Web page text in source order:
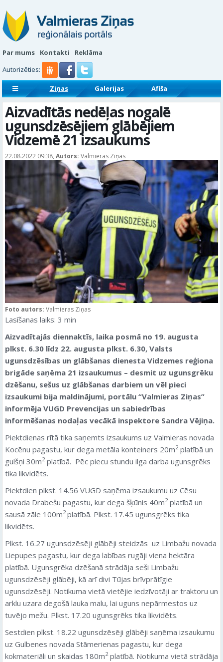
Par mums Kontakti
Reklāma
Autorizēties:
Ziņas Galerijas
Afiša
Sludinājumi
Reklāmraksti
Aizvadītās nedēļas nogalē
ugunsdzēsējiem glābējiem
Vidzemē 21 izsaukums
22.08.2022 09:38, Autors: Valmieras Ziņas
Foto autors: Valmieras Ziņas
Lasīšanas laiks: 3 min
Aizvadītajās diennaktīs, laika posmā no 19. augusta
plkst. 6.30 līdz 22. augusta plkst. 6.30, Valsts
ugunsdzēsības un glābšanas dienesta Vidzemes reģiona
brigāde saņēma 21 izsaukumus – desmit uz ugunsgrēku
dzēšanu, sešus uz glābšanas darbiem un vēl pieci
izsaukumi bija maldinājumi, portālu “Valmieras Ziņas”
informēja VUGD Prevencijas un sabiedrības
informēšanas nodaļas vecākā inspektore Sandra Vējiņa.
Piektdienas rītā tika saņemts izsaukums uz Valmieras novada
Kocēnu pagastu, kur dega metāla konteiners 20m2platībā un
gulšņi 30m2platībā. Pēc piecu stundu ilga darba ugunsgrēks
tika likvidēts.
Piektdien plkst. 14.56 VUGD saņēma izsaukumu uz Cēsu
novada Drabešu pagastu, kur dega šķūnis 40m2platībā un
sausā zāle 100m2platībā. Plkst. 17.45 ugunsgrēks tika
likvidēts.
Plkst. 16.27 ugunsdzēsēji glābēji steidzās uz Limbažu novada
Liepupes pagastu, kur dega labības rugāji viena hektāra
platībā. Ugunsgrēka dzēšanā strādāja seši Limbažu
ugunsdzēsēji glābēji, kā arī divi Tūjas brīvprātīgie
ugunsdzēsēji. Notikuma vietā vietējie iedzīvotāji ar traktoru un
arklu uzara degošā lauka malu, lai uguns nepārmestos uz
tuvējo mežu. Plkst. 17.20 ugunsgrēks tika likvidēts.
Sestdien plkst. 18.22 ugunsdzēsēji glābēji saņēma izsaukumu
uz Gulbenes novada Stāmerienas pagastu, kur dega
kokmateriāli un skaidas 180m2platībā. Notikuma vietā strādāja